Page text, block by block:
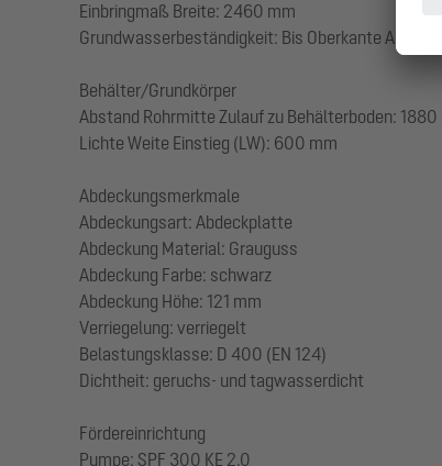
Einbringmaß Breite: 2460 mm
Grundwasserbeständigkeit: Bis Oberkante
Behälter/Grundkörper
Abstand Rohrmitte Zulauf zu Behälterboden: 1880
Lichte Weite Einstieg (LW): 600 mm
Abdeckungsmerkmale
Abdeckungsart: Abdeckplatte
Abdeckung Material: Grauguss
Abdeckung Farbe: schwarz
Abdeckung Höhe: 121 mm
Verriegelung: verriegelt
Belastungsklasse: D 400 (EN 124)
Dichtheit: geruchs- und tagwasserdicht
Fördereinrichtung
Pumpe: SPF 300 KE 2.0